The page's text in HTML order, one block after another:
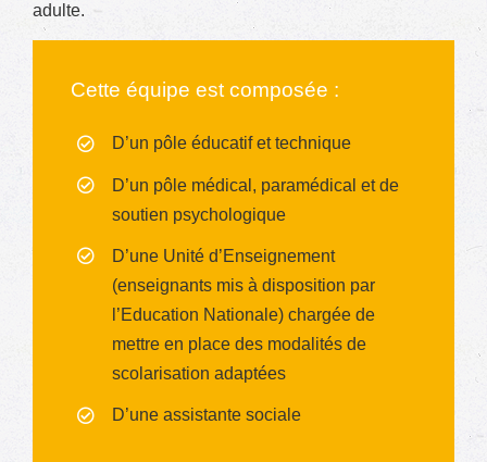
adulte.
Cette équipe est composée :
D’un pôle éducatif et technique
D’un pôle médical, paramédical et de
soutien psychologique
D’une Unité d’Enseignement
(enseignants mis à disposition par
l’Education Nationale) chargée de
mettre en place des modalités de
scolarisation adaptées
D’une assistante sociale